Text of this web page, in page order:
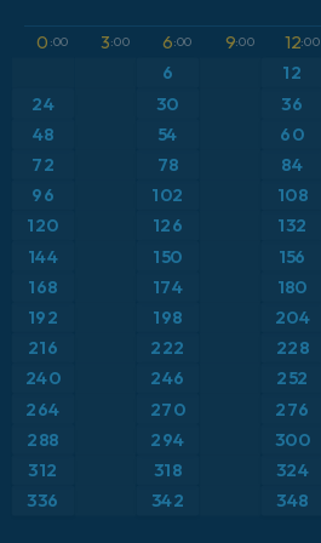
ICON Alemania 2 km
Caribe
Escandinavia
Estados Unidos
Europa
Francia
Grecia
Anomalía de temperatura a 2 m
Anomalía de temperatura a 850 hPa
Precipitación, nubes y presión
Presión
Temperatura a 2 m
Temperatura a 500 hPa
Temperatura a 850 hPa
0 :00 3:00 6:00 9:00 12:00
6 12
24 30 36
48
54 60
72 78 84
96 102 108
120 126 132
144
150 156
168
174 180
192
198 204
216 222 228
240 246 252
264
270 276
288
294 300
312
318 324
336 342 348